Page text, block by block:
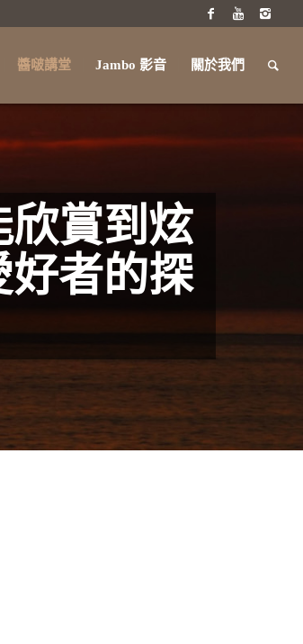
醬啵講堂 Jambo 影音 關於我們
欣賞到炫
者的探